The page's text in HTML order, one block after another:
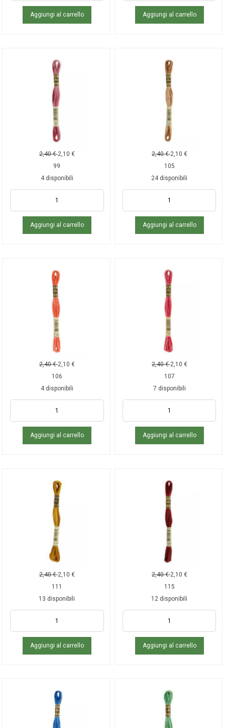
Aggiungi al carrello Aggiungi al carrello
2,40€ 2,10 €
99
4 disponibili
Aggiungi al carrello
2,40€ 2,10 €
105
24 disponibili
Aggiungi al carrello
2,40€ 2,10 €
106
4 disponibili
Aggiungi al carrello
2,40€ 2,10 €
107
7 disponibili
Aggiungi al carrello
2,40€ 2,10 €
111
13 disponibili
Aggiungi al carrello
2,40€ 2,10 €
115
12 disponibili
Aggiungi al carrello